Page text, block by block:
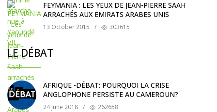
FEYMANIA : LES YEUX DE JEAN-PIERRE SAAH
ARRACHÉS AUX EMIRATS ARABES UNIS
13 October 2015 / 303615
LE DÉBAT
AFRIQUE -DÉBAT: POURQUOI LA CRISE
ANGLOPHONE PERSISTE AU CAMEROUN?
24 June 2018 / 262658